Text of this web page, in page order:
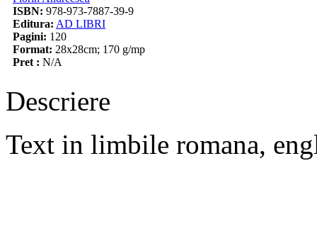
ISBN: 978-973-7887-39-9
Editura: AD LIBRI
Pagini: 120
Format: 28x28cm; 170 g/mp
Pret : N/A
Descriere
Text in limbile romana,